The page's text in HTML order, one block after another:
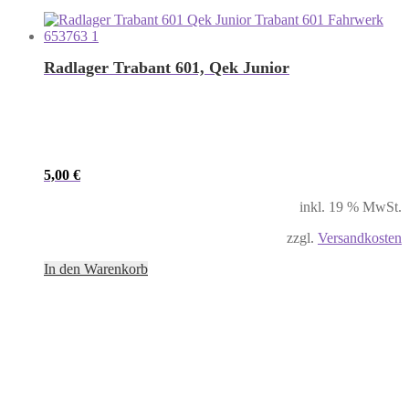
Radlager Trabant 601, Qek Junior
5,00 €
inkl. 19 % MwSt.
zzgl. Versandkosten
In den Warenkorb